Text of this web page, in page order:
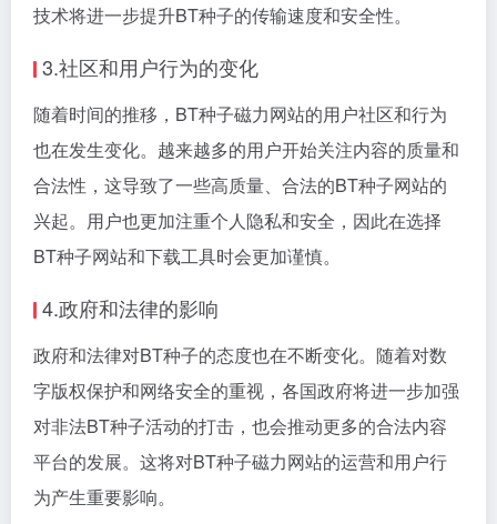
技术将进一步提升BT种子的传输速度和安全性。
3.社区和用户行为的变化
随着时间的推移，BT种子磁力网站的用户社区和行为
也在发生变化。越来越多的用户开始关注内容的质量和
合法性，这导致了一些高质量、合法的BT种子网站的
兴起。用户也更加注重个人隐私和安全，因此在选择
BT种子网站和下载工具时会更加谨慎。
4.政府和法律的影响
政府和法律对BT种子的态度也在不断变化。随着对数
字版权保护和网络安全的重视，各国政府将进一步加强
对非法BT种子活动的打击，也会推动更多的合法内容
平台的发展。这将对BT种子磁力网站的运营和用户行
为产生重要影响。